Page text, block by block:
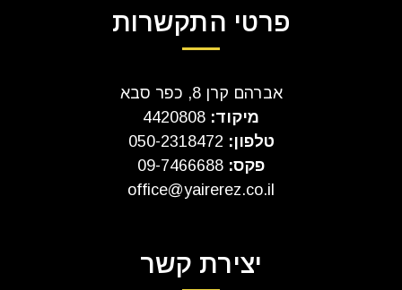
פרטי התקשרות
אברהם קרן 8, כפר סבא
מיקוד:
טלפון:
פקס: 09-7466688
office@yairerez.co.il
יצירת קשר